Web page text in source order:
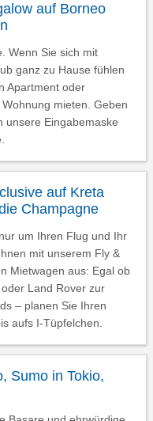
auf Borneo
Wenn Sie sich mit
ganz zu Hause fühlen
Apartment oder
mieten. Geben
unsere Eingabemaske
auf Kreta
Champagne
um Ihren Flug und Ihr
mit unserem Fly &
Mietwagen aus: Egal ob
Land Rover zur
– planen Sie Ihren
aufs I-Tüpfelchen.
Sumo in Tokio,